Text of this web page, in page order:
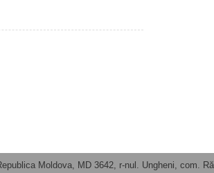
Moldova, MD 3642, r-nul. Ungheni, com.